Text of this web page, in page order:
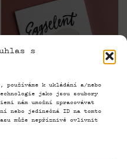
s
k ukládání a/nebo
jako jsou soubory
nám umožní zpracovávat
nebo jedinečná ID na tomto
může nepříznivě ovlivnit
Eggselent News!